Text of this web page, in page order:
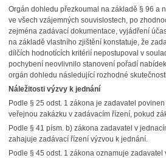
Orgán dohledu přezkoumal na základě § 96 a
ve všech vzájemných souvislostech, po
zejména zadávací dokumentace, vyjádření
na základě vlastního zjištění konstatuje, že
dílčích hodnotících kritérií nepostupoval v
pochybení neovlivnilo stanovení pořadí
orgán dohledu následující rozhodné
Náležitosti výzvy k jednání
Podle § 25 odst. 1 zákona je zadavatel
veřejnou zakázku v zadávacím řízení, pokud
Podle § 41 písm. b) zákona zadavatel v
zahajuje zadávací řízení výzvou k jednání.
Podle § 45 odst. 1 zákona oznamuje